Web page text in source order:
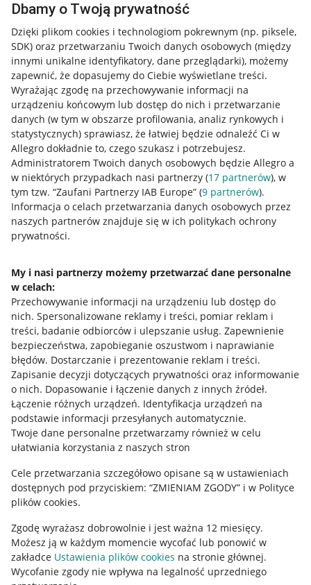
Dbamy o Twoją prywatność
Dzięki plikom cookies i technologiom pokrewnym (np. piksele,
SDK) oraz przetwarzaniu Twoich danych osobowych (między
innymi unikalne identyfikatory, dane przeglądarki), możemy
zapewnić, że dopasujemy do Ciebie wyświetlane treści.
Wyrażając zgodę na przechowywanie informacji na
urządzeniu końcowym lub dostęp do nich i przetwarzanie
danych (w tym w obszarze profilowania, analiz rynkowych i
statystycznych) sprawiasz, że łatwiej będzie odnaleźć Ci w
Allegro dokładnie to, czego szukasz i potrzebujesz.
Administratorem Twoich danych osobowych będzie Allegro a
w niektórych przypadkach nasi partnerzy (17 partnerów), w
tym tzw. “Zaufani Partnerzy IAB Europe” (9 partnerów).
Informacja o celach przetwarzania danych osobowych przez
naszych partnerów znajduje się w ich politykach ochrony
prywatności.
My i nasi partnerzy możemy przetwarzać dane personalne
w celach:
Przechowywanie informacji na urządzeniu lub dostęp do
nich. Spersonalizowane reklamy i treści, pomiar reklam i
treści, badanie odbiorców i ulepszanie usług. Zapewnienie
bezpieczeństwa, zapobieganie oszustwom i naprawianie
błędów. Dostarczanie i prezentowanie reklam i treści.
Zapisanie decyzji dotyczących prywatności oraz informowanie
o nich. Dopasowanie i łączenie danych z innych źródeł.
Łączenie różnych urządzeń. Identyfikacja urządzeń na
podstawie informacji przesyłanych automatycznie.
Twoje dane personalne przetwarzamy również w celu
ułatwiania korzystania z naszych stron
Cele przetwarzania szczegółowo opisane są w ustawieniach
dostępnych pod przyciskiem: “ZMIENIAM ZGODY” i w Polityce
plików cookies.
Zgodę wyrażasz dobrowolnie i jest ważna 12 miesięcy.
Możesz ją w każdym momencie wycofać lub ponowić w
zakładce Ustawienia plików cookies na stronie głównej.
Wycofanie zgody nie wpływa na legalność uprzedniego
Nawigacja
Przydatne informacje
Jak to działa
Allegro Gadane dla sprzedających
Allegro Gadane dla kupujących
Mapa miejscowości
Informacje prawne
Regulamin
Polityka plików "cookies"
Ustawienia plików "cookies"
Udostępnianie lokalizacji
Informacje dla Aktu o Usługach Cyfrowych
Pobierz aplikację